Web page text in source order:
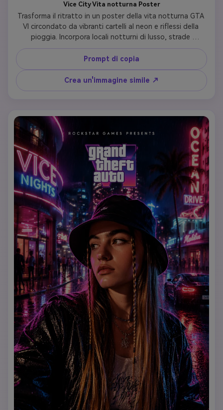
Vice City Vita notturna Poster
Trasforma il ritratto in un poster della vita notturna GTA
VI circondato da vibranti cartelli al neon e riflessi della
pioggia. Incorpora locali notturni di lusso, strade
luminose, illuminazione cinematografica blu e magenta
con una profondità di campo drammatica. Mostra la moda
streetwear elegante sull'argomento con un'espressione
intensa, un realismo cinematografico e uno stile
promozionale ufficiale Rockstar per catturare l'autentica
Prompt di copia
Crea un'immagine simile ↗